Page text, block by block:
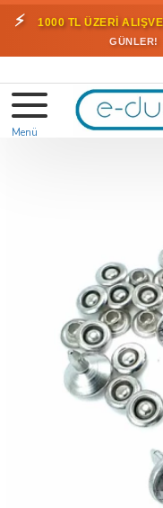
⚡ 1000 TL ÜZERİ
GÜNLER!